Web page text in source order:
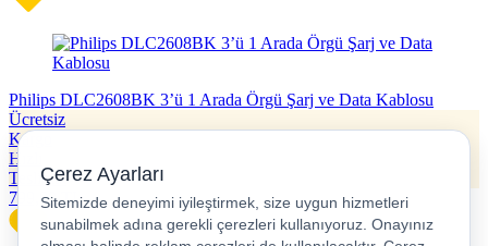
Philips DLC2608BK 3’ü 1 Arada Örgü Şarj ve Data Kablosu
Ücretsiz
Kargo
Hızlı
Teslimat
799,90TL